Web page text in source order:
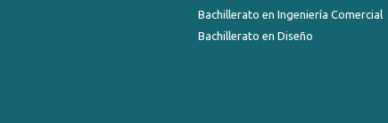
Bachillerato en Ingeniería Comercial
Bachillerato en Diseño